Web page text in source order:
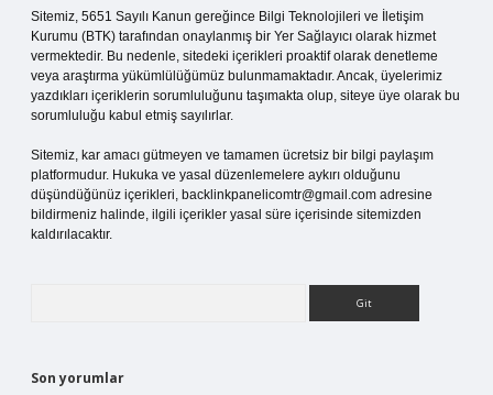
Sitemiz, 5651 Sayılı Kanun gereğince Bilgi Teknolojileri ve İletişim
Kurumu (BTK) tarafından onaylanmış bir Yer Sağlayıcı olarak hizmet
vermektedir. Bu nedenle, sitedeki içerikleri proaktif olarak denetleme
veya araştırma yükümlülüğümüz bulunmamaktadır. Ancak, üyelerimiz
yazdıkları içeriklerin sorumluluğunu taşımakta olup, siteye üye olarak bu
sorumluluğu kabul etmiş sayılırlar.
Sitemiz, kar amacı gütmeyen ve tamamen ücretsiz bir bilgi paylaşım
platformudur. Hukuka ve yasal düzenlemelere aykırı olduğunu
düşündüğünüz içerikleri, backlinkpanelicomtr@gmail.com adresine
bildirmeniz halinde, ilgili içerikler yasal süre içerisinde sitemizden
kaldırılacaktır.
Son yorumlar